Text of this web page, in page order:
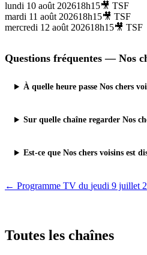
lundi 10 août 202618h15🎥 TSF
mardi 11 août 202618h15🎥 TSF
mercredi 12 août 202618h15🎥 TSF
Questions fréquentes — Nos
À quelle heure passe Nos chers
Sur quelle chaîne regarder Nos
Est-ce que Nos chers voisins est
← Programme TV du jeudi 9 juillet
Toutes les chaînes